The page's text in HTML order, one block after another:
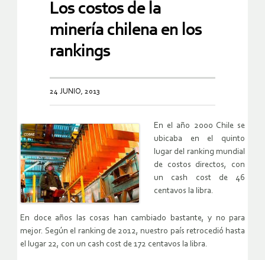
Los costos de la
minería chilena en los
rankings
24 JUNIO, 2013
En el año 2000 Chile se
ubicaba en el quinto
lugar del ranking mundial
de costos directos, con
un cash cost de 46
centavos la libra.
En doce años las cosas han cambiado bastante, y no para
mejor. Según el ranking de 2012, nuestro país retrocedió hasta
el lugar 22, con un cash cost de 172 centavos la libra.